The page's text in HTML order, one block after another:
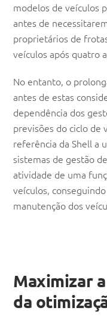
modelos de veículos
antes de
proprietários de
veículos após quatro
No entanto, o
antes de estas
dependência dos
previsões do ciclo de
referência da Shell a
sistemas de gestão
atividade de uma
veículos,
manutenção dos
Maximizar
da